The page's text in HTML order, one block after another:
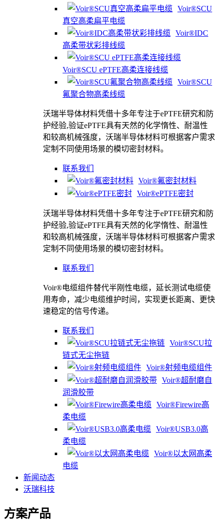
Voir®SCU
真空高柔扁平电缆
Voir®IDC
高柔带状彩排线缆
Voir®SCU ePTFE高柔连接线缆
Voir®SCU
氟聚合物高柔线缆
沃瑞半导体材料凭借十多年专注于ePTFE研究和防
护经验,验证ePTFE具有天然的化学惰性、耐温性
和较高机械强度，沃瑞半导体材料可根据客户需求
定制不同使用场景的模切密封材料。
联系我们
Voir®氟密封材料
Voir®ePTFE密封
沃瑞半导体材料凭借十多年专注于ePTFE研究和防
护经验,验证ePTFE具有天然的化学惰性、耐温性
和较高机械强度，沃瑞半导体材料可根据客户需求
定制不同使用场景的模切密封材料。
联系我们
Voir®电缆组件替代半刚性电缆，延长测试电缆使
用寿命，减少电缆维护时间，实现更长距离、更快
速稳定的信号传递。
联系我们
Voir®SCU拉
链式无尘拖链
Voir®射频电缆组件
Voir®超耐磨自
润滑胶带
Voir®Firewire高
柔电缆
Voir®USB3.0高
柔电缆
Voir®以太网高柔
电缆
新闻动态
沃瑞科技
方案产品